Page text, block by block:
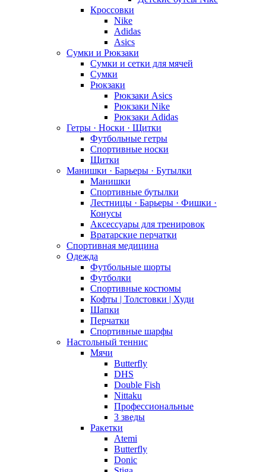
Кроссовки
Nike
Adidas
Asics
Сумки и Рюкзаки
Сумки и сетки для мячей
Сумки
Рюкзаки
Рюкзаки Asics
Рюкзаки Nike
Рюкзаки Adidas
Гетры · Носки · Щитки
Футбольные гетры
Спортивные носки
Щитки
Манишки · Барьеры · Бутылки
Манишки
Спортивные бутылки
Лестницы · Барьеры · Фишки ·
Конусы
Аксессуары для тренировок
Вратарские перчатки
Спортивная медицина
Одежда
Футбольные шорты
Футболки
Спортивные костюмы
Кофты | Толстовки | Худи
Шапки
Перчатки
Спортивные шарфы
Настольный теннис
Мячи
Butterfly
DHS
Double Fish
Nittaku
Профессиональные
3 зведы
Ракетки
Atemi
Butterfly
Donic